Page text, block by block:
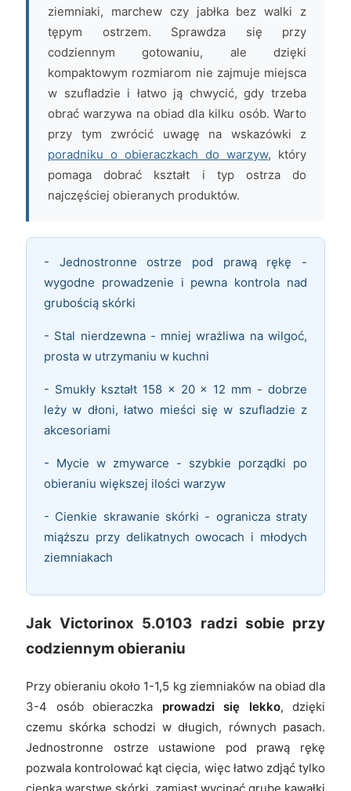
ziemniaki, marchew czy jabłka bez walki z
tępym ostrzem. Sprawdza się przy
codziennym gotowaniu, ale dzięki
kompaktowym rozmiarom nie zajmuje miejsca
w szufladzie i łatwo ją chwycić, gdy trzeba
obrać warzywa na obiad dla kilku osób. Warto
przy tym zwrócić uwagę na wskazówki z
poradniku o obieraczkach do warzyw, który
pomaga dobrać kształt i typ ostrza do
najczęściej obieranych produktów.
- Jednostronne ostrze pod prawą rękę -
wygodne prowadzenie i pewna kontrola nad
grubością skórki
- Stal nierdzewna - mniej wrażliwa na wilgoć,
prosta w utrzymaniu w kuchni
- Smukły kształt 158 × 20 × 12 mm - dobrze
leży w dłoni, łatwo mieści się w szufladzie z
akcesoriami
- Mycie w zmywarce - szybkie porządki po
obieraniu większej ilości warzyw
- Cienkie skrawanie skórki - ogranicza straty
miąższu przy delikatnych owocach i młodych
ziemniakach
Jak Victorinox 5.0103 radzi sobie przy
codziennym obieraniu
Przy obieraniu około 1-1,5 kg ziemniaków na obiad dla
3-4 osób obieraczka prowadzi się lekko, dzięki
czemu skórka schodzi w długich, równych pasach.
Jednostronne ostrze ustawione pod prawą rękę
pozwala kontrolować kąt cięcia, więc łatwo zdjąć tylko